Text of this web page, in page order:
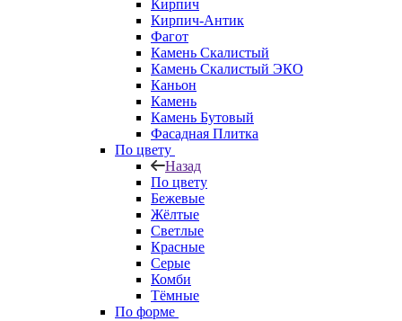
Кирпич
Кирпич-Антик
Фагот
Камень Скалистый
Камень Скалистый ЭКО
Каньон
Камень
Камень Бутовый
Фасадная Плитка
По цвету
Назад
По цвету
Бежевые
Жёлтые
Светлые
Красные
Серые
Комби
Тёмные
По форме